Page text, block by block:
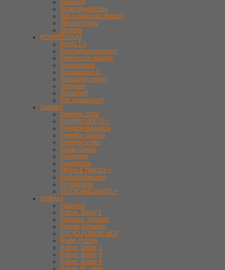
Werbung
Widerstandskode
Wie funktioniert Radio?
Wissensstand
Youtube
KOMPENDIUM
INHALT >
Beschaffungsquellen
Fehlersuch-Tabelle
Reparaturen
Reparaturen 2
Restaurierungen
Sammeln
Sicherheit
Wie reparieren?
Detektor
Detektor 2022
BAUPROJEKTE >
Detektor-Bausätze
Detektor-Galerie
Detektor-Links
Gäste-Geräte
Gollodyne
Geschichte
TIPPS & TRICKS >
Kristalldetekoren
Kristallhörer
VERSCHIEDENES >
Anderes
Altamont
Rätsel. Bilder 1
Flatrates, Streams
Presse-Anfragen
RADIO-FORUM WGF
Radio-Puzzle
Rätsel. Bilder 2
Rätsel. Bilder 3
Rätsel. Bilder 4
Rätsel 90 Jahre